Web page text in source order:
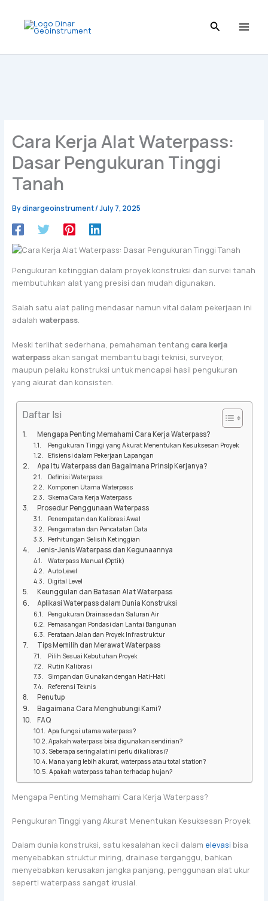
content
Cara Kerja Alat Waterpass:
Dasar Pengukuran Tinggi
Tanah
Bydinargeoinstrument/July 7, 2025
Pengukuran ketinggian dalam proyek konstruksi dan survei tanah
membutuhkan alat yang presisi dan mudah digunakan.
Salah satu alat paling mendasar namun vital dalam pekerjaan ini
adalah waterpass.
Meski terlihat sederhana, pemahaman tentang cara kerja
waterpassakan sangat membantu bagi teknisi, surveyor,
maupun pelaku konstruksi untuk mencapai hasil pengukuran
yang akurat dan konsisten.
Daftar Isi
Mengapa Penting Memahami Cara Kerja Waterpass?
Pengukuran Tinggi yang Akurat Menentukan Kesuksesan Proyek
Efisiensi dalam Pekerjaan Lapangan
Apa Itu Waterpass dan Bagaimana Prinsip Kerjanya?
Definisi Waterpass
Komponen Utama Waterpass
Skema Cara Kerja Waterpass
Prosedur Penggunaan Waterpass
Penempatan dan Kalibrasi Awal
Pengamatan dan Pencatatan Data
Perhitungan Selisih Ketinggian
Jenis-Jenis Waterpass dan Kegunaannya
Waterpass Manual (Optik)
Auto Level
Digital Level
Keunggulan dan Batasan Alat Waterpass
Aplikasi Waterpass dalam Dunia Konstruksi
Pengukuran Drainase dan Saluran Air
Pemasangan Pondasi dan Lantai Bangunan
Perataan Jalan dan Proyek Infrastruktur
Tips Memilih dan Merawat Waterpass
Pilih Sesuai Kebutuhan Proyek
Rutin Kalibrasi
Simpan dan Gunakan dengan Hati-Hati
Referensi Teknis
Penutup
Bagaimana Cara Menghubungi Kami?
FAQ
Apa fungsi utama waterpass?
Apakah waterpass bisa digunakan sendirian?
Seberapa sering alat ini perlu dikalibrasi?
Mana yang lebih akurat, waterpass atau total station?
Apakah waterpass tahan terhadap hujan?
Mengapa Penting Memahami Cara Kerja Waterpass?
Pengukuran Tinggi yang Akurat Menentukan Kesuksesan Proyek
Dalam dunia konstruksi, satu kesalahan kecil dalam elevasi bisa
menyebabkan struktur miring, drainase terganggu, bahkan
menyebabkan kerusakan jangka panjang, penggunaan alat ukur
seperti waterpass sangat krusial.